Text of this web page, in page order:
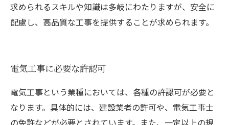
求められるスキルや知識は多岐にわたりますが、安全に
配慮し、高品質な工事を提供することが求められます。
電気工事に必要な許認可
電気工事という業種においては、各種の許認可が必要と
なります。具体的には、建設業者の許可や、電気工事士
の免許などが必要とされています。また、一定以上の規